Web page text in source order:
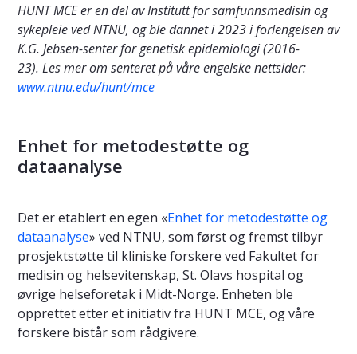
HUNT MCE er en del av Institutt for samfunnsmedisin og
sykepleie ved NTNU, og ble dannet i 2023 i forlengelsen av
K.G. Jebsen-senter for genetisk epidemiologi (2016-
23). Les mer om senteret på våre engelske nettsider:
www.ntnu.edu/hunt/mce
Enhet for metodestøtte og
dataanalyse
Det er etablert en egen «Enhet for metodestøtte og
dataanalyse» ved NTNU, som først og fremst tilbyr
prosjektstøtte til kliniske forskere ved Fakultet for
medisin og helsevitenskap, St. Olavs hospital og
øvrige helseforetak i Midt-Norge. Enheten ble
opprettet etter et initiativ fra HUNT MCE, og våre
forskere bistår som rådgivere.